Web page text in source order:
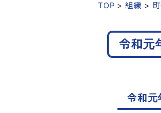
TOP
組織
令和元
令和元